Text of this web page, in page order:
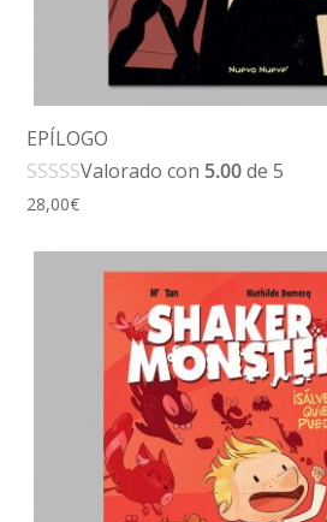
EPÍLOGO
Valorado con 5.00de 5
28,00€